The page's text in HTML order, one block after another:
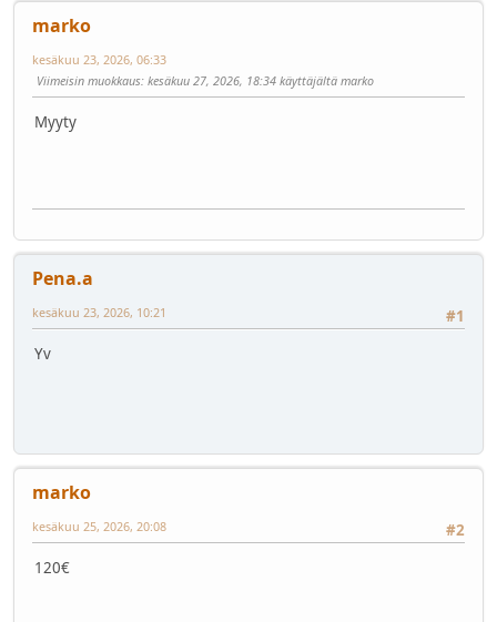
marko
kesäkuu 23, 2026, 06:33
Viimeisin muokkaus: kesäkuu 27, 2026, 18:34 käyttäjältä marko
Myyty
Pena.a
#1
kesäkuu 23, 2026, 10:21
Yv
marko
#2
kesäkuu 25, 2026, 20:08
120€